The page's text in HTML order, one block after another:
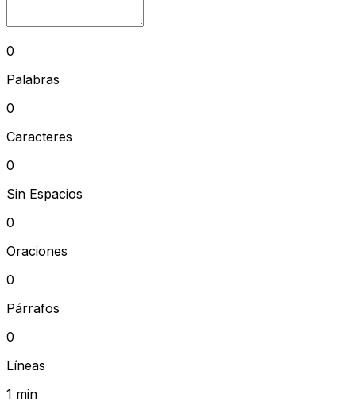
0
Palabras
0
Caracteres
0
Sin Espacios
0
Oraciones
0
Párrafos
0
Líneas
1 min